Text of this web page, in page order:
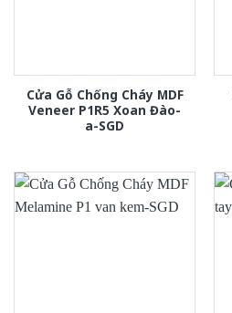
Cửa Gỗ Chống Cháy MDF
Veneer P1R5 Xoan Đào-
a-SGD